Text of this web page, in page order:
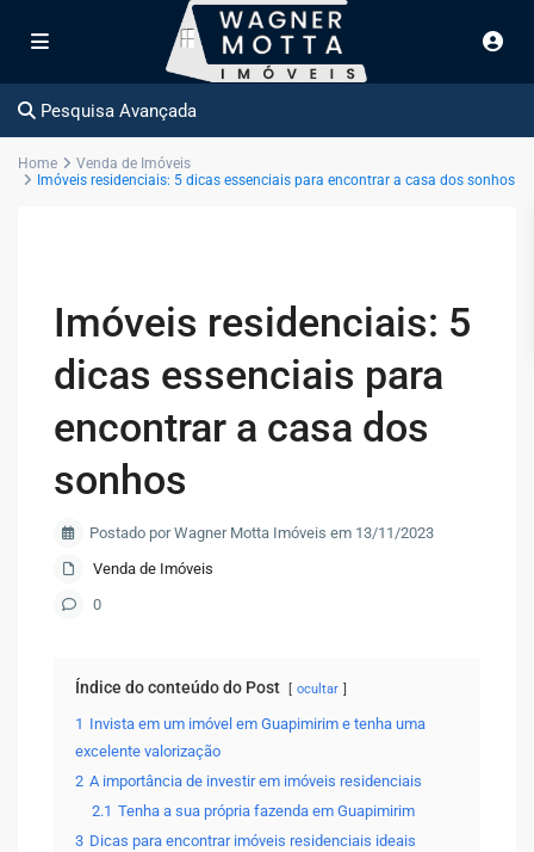
Pesquisa Avançada
Home
Venda de Imóveis
Imóveis residenciais: 5 dicas essenciais para encontrar a casa dos sonhos
Imóveis residenciais: 5
dicas essenciais para
encontrar a casa dos
sonhos
Postado por Wagner Motta Imóveis em 13/11/2023
Venda de Imóveis
0
Índice do conteúdo do Post ocultar
1 Invista em um imóvel em Guapimirim e tenha uma
excelente valorização
2 A importância de investir em imóveis residenciais
2.1 Tenha a sua própria fazenda em Guapimirim
3 Dicas para encontrar imóveis residenciais ideais